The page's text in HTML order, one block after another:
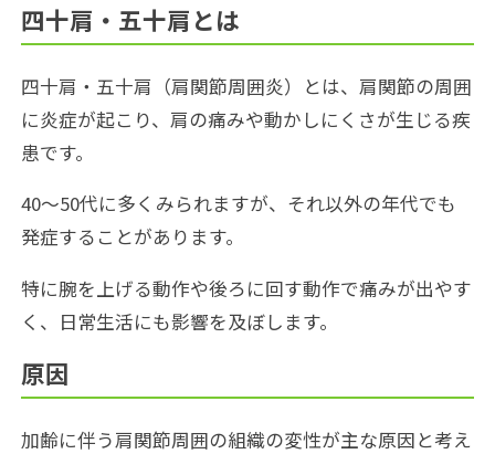
四十肩・五十肩とは
四十肩・五十肩（肩関節周囲炎）とは、肩関節の周囲
に炎症が起こり、肩の痛みや動かしにくさが生じる疾
患です。
40～50代に多くみられますが、それ以外の年代でも
発症することがあります。
特に腕を上げる動作や後ろに回す動作で痛みが出やす
く、日常生活にも影響を及ぼします。
原因
加齢に伴う肩関節周囲の組織の変性が主な原因と考え